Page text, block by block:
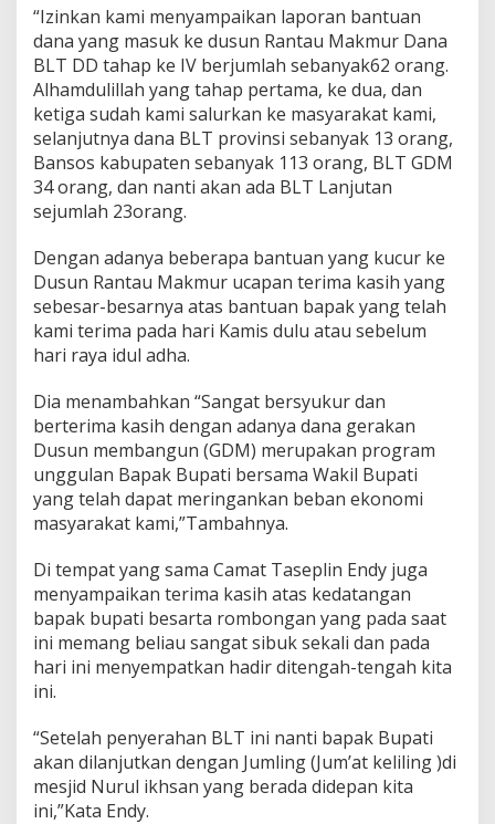
u
n
R
a
n
a
u
M
a
u
r
.
“Izinkan kami menyampaikan laporan bantuan
dana yang masuk ke dusun Rantau Makmur Dana
BLT DD tahap ke IV berjumlah sebanyak62 orang.
Alhamdulillah yang tahap pertama, ke dua, dan
ketiga sudah kami salurkan ke masyarakat kami,
selanjutnya dana BLT provinsi sebanyak 13 orang,
Bansos kabupaten sebanyak 113 orang, BLT GDM
34 orang, dan nanti akan ada BLT Lanjutan
sejumlah 23orang.
Dengan adanya beberapa bantuan yang kucur ke
Dusun Rantau Makmur ucapan terima kasih yang
sebesar-besarnya atas bantuan bapak yang telah
kami terima pada hari Kamis dulu atau sebelum
hari raya idul adha.
Dia menambahkan “Sangat bersyukur dan
berterima kasih dengan adanya dana gerakan
Dusun membangun (GDM) merupakan program
unggulan Bapak Bupati bersama Wakil Bupati
yang telah dapat meringankan beban ekonomi
masyarakat kami,”Tambahnya.
Di tempat yang sama Camat Taseplin Endy juga
menyampaikan terima kasih atas kedatangan
bapak bupati besarta rombongan yang pada saat
ini memang beliau sangat sibuk sekali dan pada
hari ini menyempatkan hadir ditengah-tengah kita
ini.
“Setelah penyerahan BLT ini nanti bapak Bupati
akan dilanjutkan dengan Jumling (Jum’at keliling )di
mesjid Nurul ikhsan yang berada didepan kita
ini,”Kata Endy.